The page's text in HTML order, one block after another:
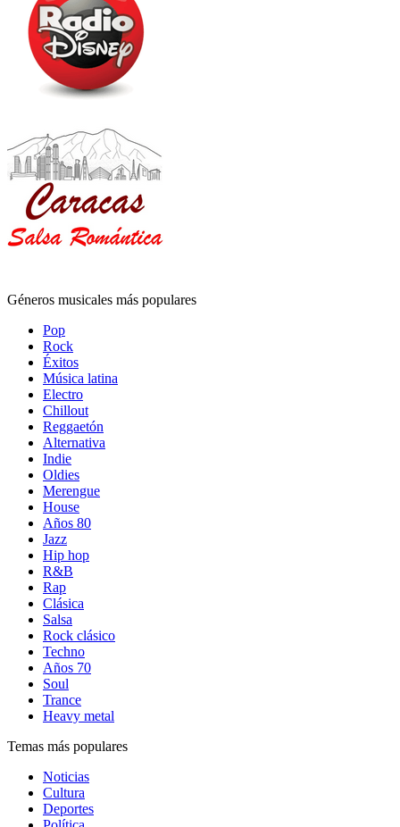
Géneros musicales más populares
Pop
Rock
Éxitos
Música latina
Electro
Chillout
Reggaetón
Alternativa
Indie
Oldies
Merengue
House
Años 80
Jazz
Hip hop
R&B
Rap
Clásica
Salsa
Rock clásico
Techno
Años 70
Soul
Trance
Heavy metal
Temas más populares
Noticias
Cultura
Deportes